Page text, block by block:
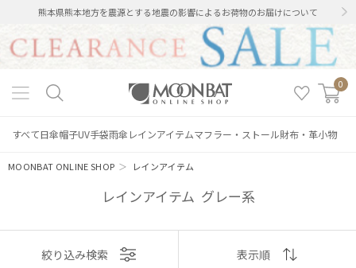
熊本県熊本地方を震源とする地震の影響によるお荷物のお届けについて
0
すべて日傘帽子UV手袋雨傘 レインアイテムマフラー・ストール財布・革小物
MOONBAT ONLINE SHOP ＞ レインアイテム
レインアイテム グレー系
絞り込み
表示絞り込み検索 表示順